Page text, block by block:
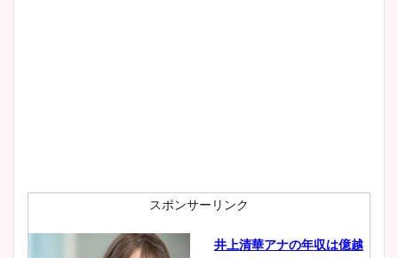
スポンサーリンク
井上清華アナの年収は億越